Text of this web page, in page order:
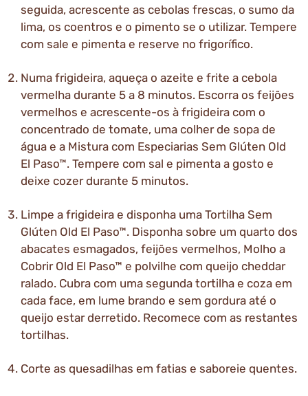
seguida, acrescente as cebolas frescas, o sumo da
lima, os coentros e o pimento se o utilizar. Tempere
com sale e pimenta e reserve no frigorífico.
Numa frigideira, aqueça o azeite e frite a cebola
vermelha durante 5 a 8 minutos. Escorra os feijões
vermelhos e acrescente-os à frigideira com o
concentrado de tomate, uma colher de sopa de
água e a Mistura com Especiarias Sem Glúten Old
El Paso™. Tempere com sal e pimenta a gosto e
deixe cozer durante 5 minutos.
Limpe a frigideira e disponha uma Tortilha Sem
Glúten Old El Paso™. Disponha sobre um quarto dos
abacates esmagados, feijões vermelhos, Molho a
Cobrir Old El Paso™ e polvilhe com queijo cheddar
ralado. Cubra com uma segunda tortilha e coza em
cada face, em lume brando e sem gordura até o
queijo estar derretido. Recomece com as restantes
tortilhas.
Corte as quesadilhas em fatias e saboreie quentes.